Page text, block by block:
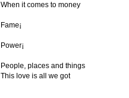
When it comes to money
Fame¡­
Power¡­
People, places and things
This love is all we got